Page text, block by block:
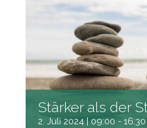
Stärker als der
2. Juli 2024 | 09:00 -16:30